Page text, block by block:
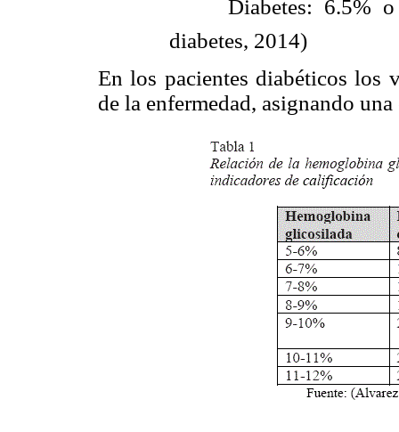
 Diabetes: 6.5% o
diabetes, 2014)
En los pacientes diabéticos los
de la enfermedad, asignando